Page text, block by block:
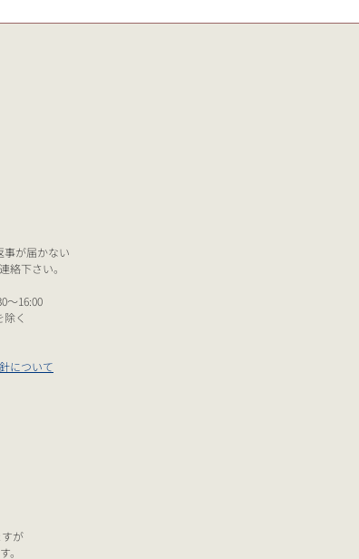
事が届かない
絡下さい。
～16:00
く
について
が
。